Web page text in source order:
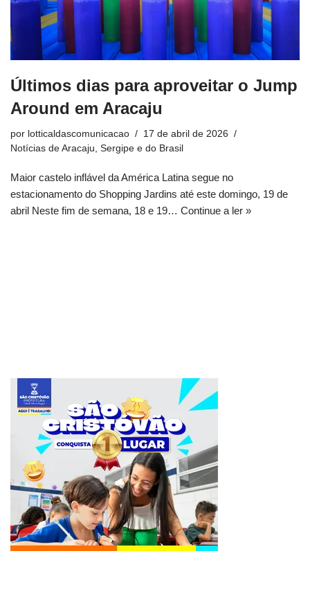
Últimos dias para aproveitar o Jump
Around em Aracaju
por lotticaldascomunicacao
17 de abril de 2026
Notícias de Aracaju, Sergipe e do Brasil
Maior castelo inflável da América Latina segue no
estacionamento do Shopping Jardins até este domingo, 19 de
abril Neste fim de semana, 18 e 19… Continue a ler »